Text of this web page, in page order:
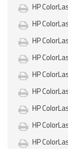
HP
HP
HP
HP
HP
HP
HP
HP
HP